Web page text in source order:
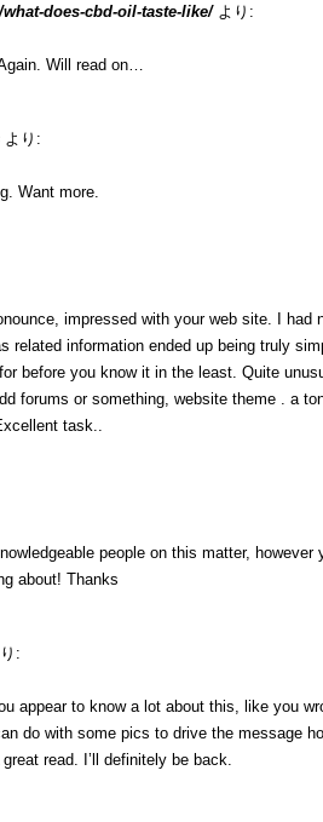
does-cbd-oil-taste-like/ より:
Will read on…
より:
Want more.
impressed with your web site. I had
related information ended up being truly
before you know it in the least. Quite
forums or something, website theme . a
task..
people on this matter, however
about! Thanks
:
appear to know a lot about this, like you
do with some pics to drive the message
read. I’ll definitely be back.